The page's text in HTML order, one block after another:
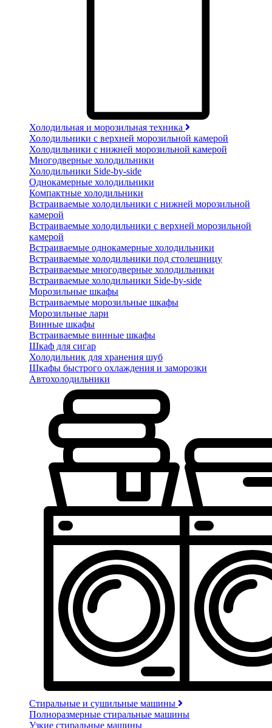
Холодильная и морозильная техника
Холодильники с верхней морозильной камерой
Холодильники с нижней морозильной камерой
Многодверные холодильники
Холодильники Side-by-side
Однокамерные холодильники
Компактные холодильники
Встраиваемые холодильники с нижней морозильной
камерой
Встраиваемые холодильники с верхней морозильной
камерой
Встраиваемые однокамерные холодильники
Встраиваемые холодильники под столешницу
Встраиваемые многодверные холодильники
Встраиваемые холодильники Side-by-side
Морозильные шкафы
Встраиваемые морозильные шкафы
Морозильные лари
Винные шкафы
Встраиваемые винные шкафы
Шкаф для сигар
Холодильник для хранения шуб
Шкафы быстрого охлаждения и заморозки
Автохолодильники
Стиральные и сушильные машины
Полноразмерные стиральные машины
Узкие стиральные машины